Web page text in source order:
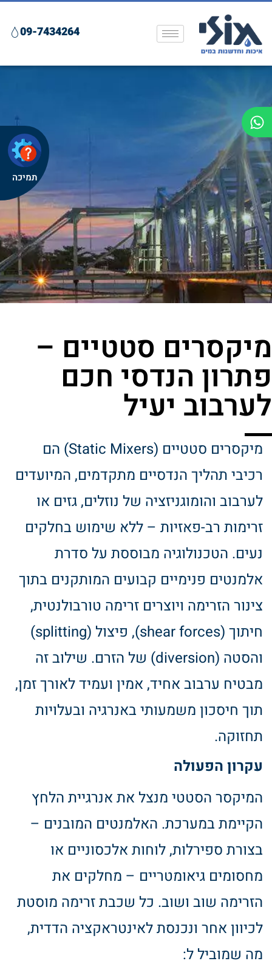
09-7434264
מיקסרים סטטיים –
פתרון הנדסי חכם
לערבוב יעיל
מיקסרים סטטיים (Static Mixers) הם
רכיבי תהליך הנדסיים מתקדמים, המיועדים
לערבוב והומוגניזציה של נוזלים, גזים או
זרימות רב-פאזיות – ללא שימוש בחלקים
נעים. הטכנולוגיה מבוססת על סדרת
אלמנטים פנימיים קבועים המותקנים בתוך
צינור הזרימה ויוצרים זרימה טורבולנטית,
חיתוך (shear forces), פיצול (splitting)
והסטה (diversion) של הזרם. שילוב זה
מבטיח ערבוב אחיד, אמין ועמיד לאורך זמן,
תוך חיסכון משמעותי באנרגיה ובעלויות
תחזוקה.
עקרון הפעולה
המיקסר הסטטי מנצל את אנרגיית הלחץ
הקיימת במערכת. האלמנטים המובנים –
בצורת ספירלות, לוחות אלכסוניים או
מחסומים גיאומטריים – מחלקים את
הזרימה שוב ושוב. כל שכבת זרימה מוסטת
לכיוון אחר ונכנסת לאינטראקציה הדדית,
מה שמוביל ל:
תמיכה